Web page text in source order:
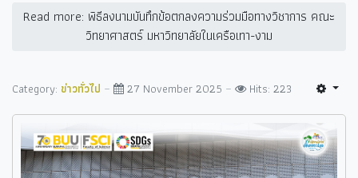
Read more: พิธีลงนามบันทึกข้อตกลงความร่วมมือทางวิชาการ คณะ
วิทยาศาสตร์ มหาวิทยาลัยในเครือเทา-งาม
Category: ข่าวทั่วไป 27 November 2025 Hits: 223